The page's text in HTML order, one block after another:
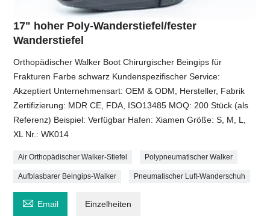
17" hoher Poly-Wanderstiefel/fester
Wanderstiefel
Orthopädischer Walker Boot Chirurgischer Beingips für
Frakturen Farbe schwarz Kundenspezifischer Service:
Akzeptiert Unternehmensart: OEM & ODM, Hersteller, Fabrik
Zertifizierung: MDR CE, FDA, ISO13485 MOQ: 200 Stück (als
Referenz) Beispiel: Verfügbar Hafen: Xiamen Größe: S, M, L,
XL Nr.: WK014
Air Orthopädischer Walker-Stiefel Polypneumatischer Walker
Aufblasbarer Beingips-Walker Pneumatischer Luft-Wanderschuh
 Email Einzelheiten